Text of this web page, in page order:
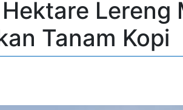
Lereng
Tanam Kopi